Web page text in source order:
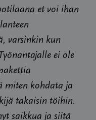
et voi ihan
varsinkin kun
ei ole
miten kohdata ja
takaisin töihin.
saikkua ja siitä